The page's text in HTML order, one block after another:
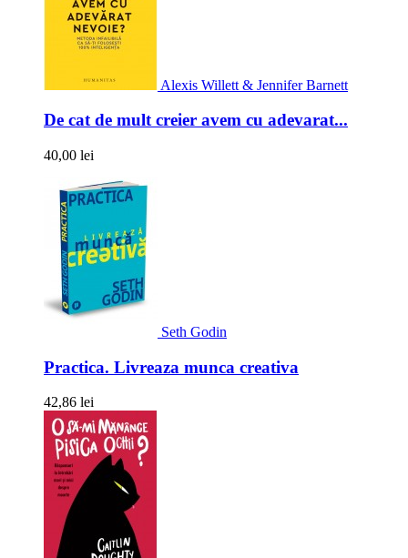
Alexis Willett & Jennifer Barnett
De cat de mult creier avem cu adevarat...
40,00 lei
Seth Godin
Practica. Livreaza munca creativa
42,86 lei